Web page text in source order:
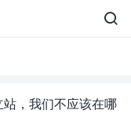
，我们不应该在哪